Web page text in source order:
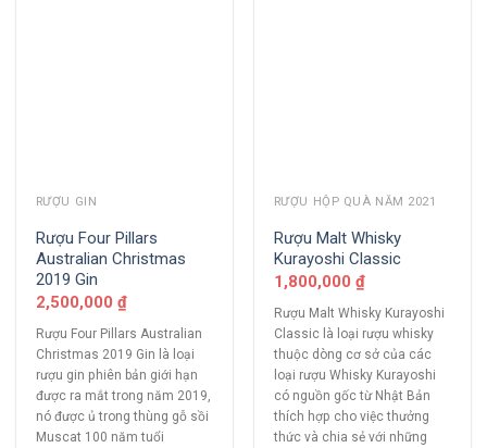
RƯỢU GIN
Rượu Four Pillars
Australian Christmas
2019 Gin
2,500,000 ₫
Rượu Four Pillars Australian
Christmas 2019 Gin là loại
rượu gin phiên bản giới hạn
được ra mắt trong năm 2019,
nó được ủ trong thùng gỗ sồi
Muscat 100 năm tuổi
RƯỢU HỘP QUÀ NĂM 2021
Rượu Malt Whisky
Kurayoshi Classic
1,800,000 ₫
Rượu Malt Whisky Kurayoshi
Classic là loại rượu whisky
thuộc dòng cơ sở của các
loại rượu Whisky Kurayoshi
có nguồn gốc từ Nhật Bản
thích hợp cho việc thưởng
thức và chia sẻ với những